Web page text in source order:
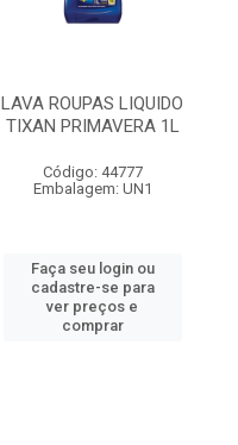
LAVA ROUPAS LIQUIDO
TIXAN PRIMAVERA 1L
Código: 44777
Embalagem: UN1
Faça seu login ou
cadastre-se para
ver preços e
comprar